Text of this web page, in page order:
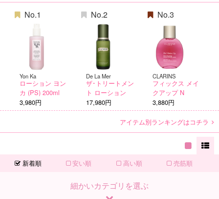
No.1
Yon Ka
ローション ヨン
カ (PS) 200ml
3,980円
No.2
De La Mer
ザ･トリートメン
ト ローション
17,980円
No.3
CLARINS
フィックス メイ
クアップ N
3,880円
アイテム別ランキングはコチラ
新着順 安い順 高い順 売筋順
細かいカテゴリを選ぶ